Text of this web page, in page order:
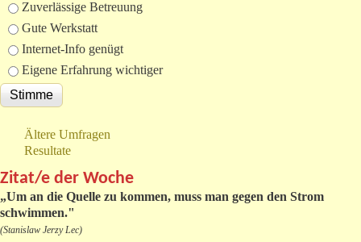
Zuverlässige Betreuung
Gute Werkstatt
Internet-Info genügt
Eigene Erfahrung wichtiger
Ältere Umfragen
Resultate
Zitat/e der Woche
„Um an die Quelle zu kommen, muss man gegen den Strom
schwimmen."
(Stanislaw Jerzy Lec)